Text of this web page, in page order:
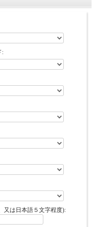
:
又は日本語５文字程度):